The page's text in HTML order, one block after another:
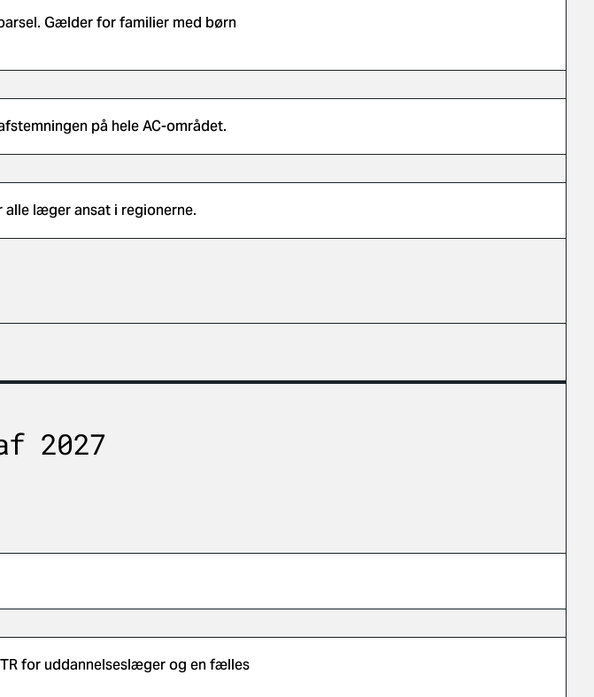
Gælder for familier med børn
på hele AC-området.
læger ansat i regionerne.
2027
for uddannelseslæger og en fælles